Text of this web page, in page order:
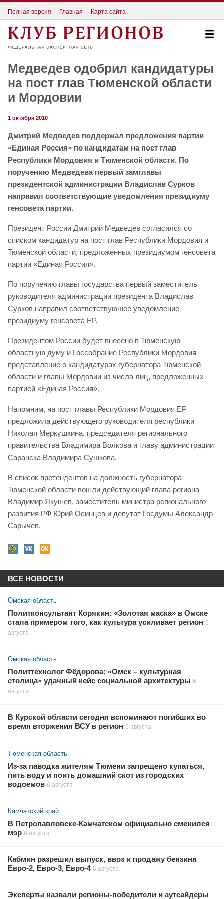
Полная версия Главная Карта сайта
Медведев одобрил кандидатуры
на пост глав Тюменской области
и Мордовии
1 октября 2010
Дмитрий Медведев поддержал предложения партии
«Единая Россия» по кандидатам на пост глав
Республики Мордовия и Тюменской области. По
поручению Медведева первый замглавы
президентской администрации Владислав Сурков
направил соответствующие уведомления президиуму
генсовета партии.
Президент России Дмитрий Медведев согласился со
списком кандидатур на пост глав Республики Мордовия и
Тюменской области, предложенных президиумом генсовета
партии «Единая Россия».
По поручению главы государства первый заместитель
руководителя администрации президента Владислав
Сурков направил соответствующее уведомление
президиуму генсовета ЕР.
Президентом России будет внесено в Тюменскую
областную думу и Госсобрание Республики Мордовия
представление о кандидатурах губернатора Тюменской
области и главы Мордовии из числа лиц, предложенных
партией «Единая Россия».
Напомним, на пост главы Республики Мордовия ЕР
предложила действующего руководителя республики
Николая Меркушкина, председателя регионального
правительства Владимира Волкова и главу администрации
Саранска Владимира Сушкова.
В список претендентов на должность губернатора
Тюменской области вошли действующий глава региона
Владимир Якушев, заместитель министра регионального
развития РФ Юрий Осинцев и депутат Госдумы Александр
Сарычев.
ВСЕ НОВОСТИ
Омская область
Политконсультант Корякин: «Золотая маска» в Омске
стала примером того, как культура усиливает регион 6
августа
Омская область
Политтехнолог Фёдорова: «Омск – культурная
столица» удачный кейс социальной архитектуры 6
августа
В Курской области сегодня вспоминают погибших во
время вторжения ВСУ в регион 6 августа
Тюменская область
Из-за паводка жителям Тюмени запрещено купаться,
пить воду и поить домашний скот из городских
водоемов 6 августа
Камчатский край
В Петропавловске-Камчатском официально сменился
мэр 6 августа
Кабмин разрешил выпуск, ввоз и продажу бензина
Евро-2, Евро-3, Евро-4 6 августа
Эксперты назвали регионы-победители и аутсайдеры